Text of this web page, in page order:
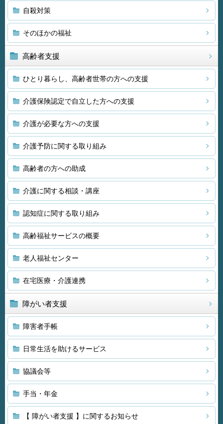
自殺対策
そのほかの福祉
高齢者支援
ひとり暮らし、高齢者世帯の方への支援
介護保険認定で自立した方への支援
介護が必要な方への支援
介護予防に関する取り組み
高齢者の方への助成
介護に関する相談・講座
認知症に関する取り組み
高齢福祉サービスの概要
老人福祉センター
在宅医療・介護連携
障がい者支援
障害者手帳
日常生活を助けるサービス
協議会等
手当・年金
【 障がい者支援 】に関するお知らせ